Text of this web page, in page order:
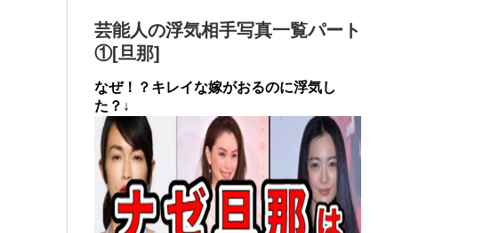
芸能人の浮気相手写真一覧パート
①[旦那]
なぜ！？キレイな嫁がおるのに浮気し
た？↓